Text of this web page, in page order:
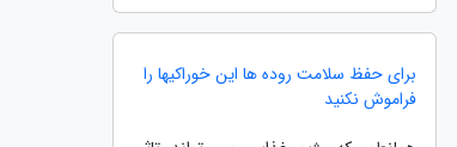
برای حفظ سلامت روده ها این خوراکیها را
فراموش نکنید